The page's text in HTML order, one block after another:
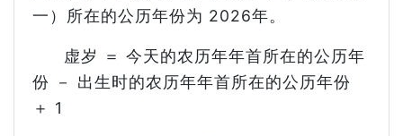
一）所在的公历年份为 2026年。
虚岁 ＝ 今天的农历年年首所在的公历年
份 － 出生时的农历年年首所在的公历年份
＋ 1